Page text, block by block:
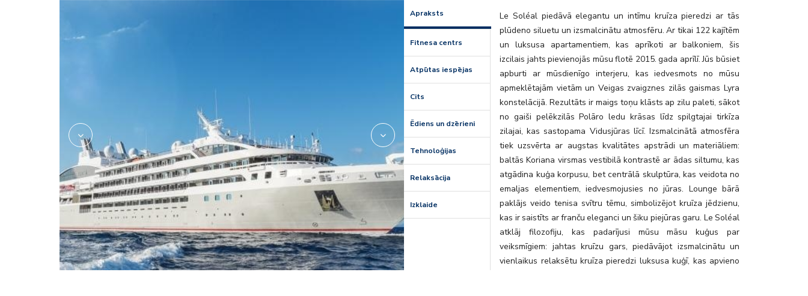
Apraksts
Fitnesa centrs
Atpūtas iespējas
Cits
Ēdiens un dzērieni
Tehnoloģijas
Relaksācija
Izklaide
Le Soléal piedāvā elegantu un intīmu kruīza pieredzi ar tās
plūdeno siluetu un izsmalcinātu atmosfēru. Ar tikai 122 kajītēm
un luksusa apartamentiem, kas aprīkoti ar balkoniem, šis
izcilais jahts pievienojās mūsu flotē 2015. gada aprīlī. Jūs būsiet
apburti ar mūsdienīgo interjeru, kas iedvesmots no mūsu
apmeklētajām vietām un Veigas zvaigznes zilās gaismas Lyra
konstelācijā. Rezultāts ir maigs toņu klāsts ap zilu paleti, sākot
no gaiši pelēkzilās Polāro ledu krāsas līdz spilgtajai tirkīza
zilajai, kas sastopama Vidusjūras līcī. Izsmalcinātā atmosfēra
tiek uzsvērta ar augstas kvalitātes apstrādi un materiāliem:
baltās Koriana virsmas vestibilā kontrastē ar ādas siltumu, kas
atgādina kuģa korpusu, bet centrālā skulptūra, kas veidota no
emaljas elementiem, iedvesmojusies no jūras. Lounge bārā
paklājs veido tenisa svītru tēmu, simbolizējot kruīza jēdzienu,
kas ir saistīts ar franču eleganci un šiku piejūras garu. Le Soléal
atklāj filozofiju, kas padarījusi mūsu māsu kuģus par
veiksmīgiem: jahtas kruīzu gars, piedāvājot izsmalcinātu un
vienlaikus relaksētu kruīza pieredzi luksusa kuģī, kas apvieno